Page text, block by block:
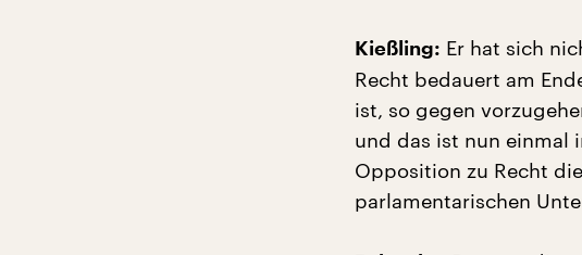
Kießling: Er hat sich
Recht bedauert am
ist, so gegen
und das ist nun einmal
Opposition zu Recht
parlamentarischen